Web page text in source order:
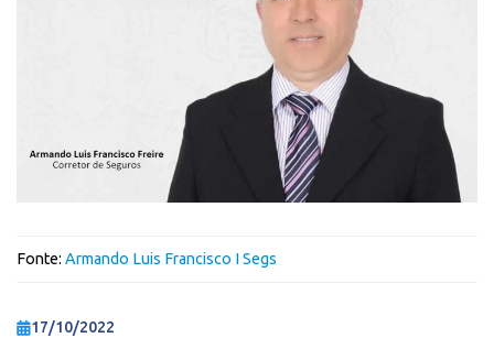
Fonte: Armando Luis Francisco I Segs
17/10/2022